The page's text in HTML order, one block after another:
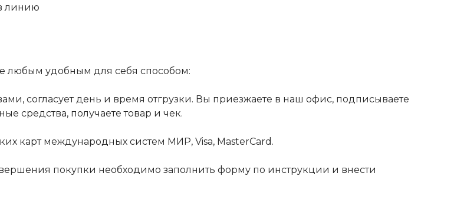
линию
любым удобным для себя способом:
согласует день и время отгрузки. Вы приезжаете в наш офис, подписываете
средства, получаете товар и чек.
карт международных систем МИР, Visa, MasterCard.
покупки необходимо заполнить форму по инструкции и внести